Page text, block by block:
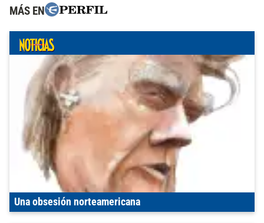
MÁS EN
Una obsesión norteamericana